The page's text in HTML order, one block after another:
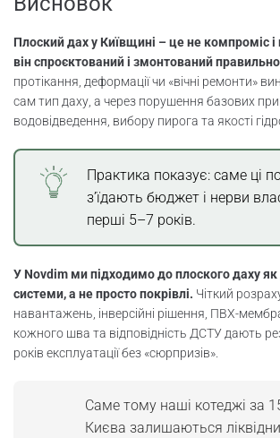
Плоский дах у Київщині – це не компроміс
він спроєктований і змонтований
протікання, деформації чи «вічні ремонти»
сам тип даху, а через порушення базових
водовідведення, вибору пирога та якості
Практика показує: саме ці
з’їдають бюджет і нерви
перші 5–7 років.
У Novdim ми підходимо до плоского даху як
системи, а не просто покрівлі. Чіткий
навантажень, інверсійні рішення, ПВХ-
кожного шва та відповідність ДСТУ дають
років експлуатації без «сюрпризів».
Саме тому наші котеджі за
Києва залишаються